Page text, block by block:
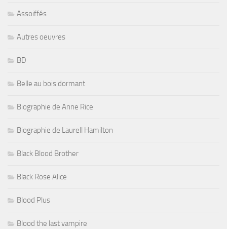
Assoiffés
Autres oeuvres
BD
Belle au bois dormant
Biographie de Anne Rice
Biographie de Laurell Hamilton
Black Blood Brother
Black Rose Alice
Blood Plus
Blood the last vampire